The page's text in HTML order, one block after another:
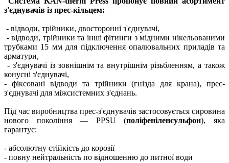
з'єднувачів із прес-кільцем:
- відводи, трійники, двосторонні з'єднувачі,
- відводи, трійники та інші фітинги з мідними нікельованими
трубками 15 мм для підключення опалювальних приладів та
арматури,
- з'єднувачі із зовнішнім та внутрішнім різьбленням, а також
конусні з'єднувачі,
- фіксовані відводи та трійники (гнізда для крана), прес-
з'єднувачі для міжсистемних з'єднань.
Під час виробництва прес-з'єднувачів застосовується сировина
нового покоління — PPSU (поліфеніленсульфон), яка
гарантує:
- абсолютну стійкість до корозії
- повну нейтральність по відношенню до питної води